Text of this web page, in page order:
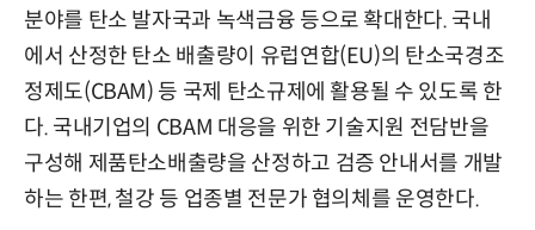
분야를 탄소 발자국과 녹색금융 등으로 확대한다. 국내
에서 산정한 탄소 배출량이 유럽연합(EU)의 탄소국경조
정제도(CBAM) 등 국제 탄소규제에 활용될 수 있도록 한
다. 국내기업의 CBAM 대응을 위한 기술지원 전담반을
구성해 제품탄소배출량을 산정하고 검증 안내서를 개발
하는 한편, 철강 등 업종별 전문가 협의체를 운영한다.